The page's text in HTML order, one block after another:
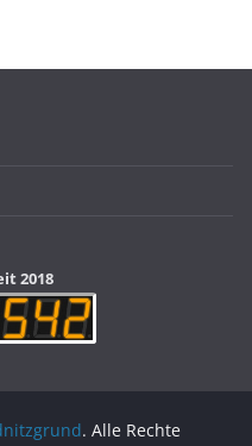
2018
. Alle Rechte